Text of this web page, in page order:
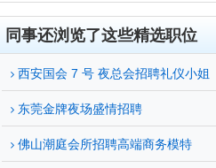
同事还浏览了这些精选职位
西安国会 7 号 夜总会招聘礼仪小姐
东莞金牌夜场盛情招聘
佛山潮庭会所招聘高端商务模特